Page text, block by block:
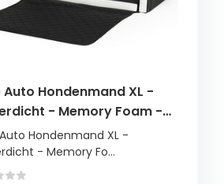
Auto Hondenmand XL -
- Memory Foam -
- 90x55 cm
Hondenmand XL -
- Memory Fo...